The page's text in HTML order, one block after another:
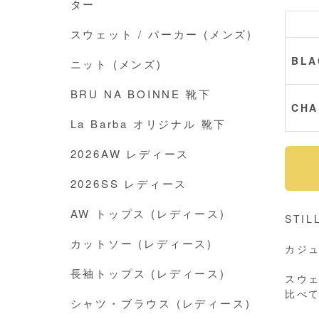
カジ
スウ
比べ
ター
スウェット / パーカー (メンズ)
ニット (メンズ)
BRU NA BOINNE 靴下
La Barba オリジナル 靴下
2026AW レディース
2026SS レディース
AW トップス (レディース)
カットソー (レディース)
長袖トップス (レディース)
シャツ・ブラウス (レディース)